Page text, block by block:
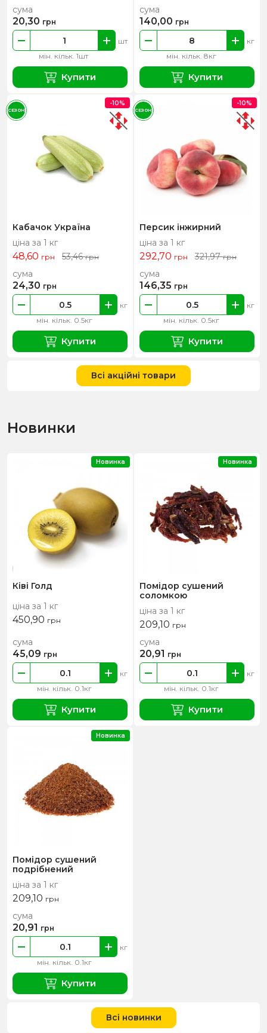
мін. кільк. 1шт
шт
сума
20,30 грн
Купити
мін. кільк. 8кг
кг
сума
140,00 грн
Купити
Кабачок Україна
ціна за 1 кг
48,60 грн 53,46грн
мін. кільк. 0.5кг
кг
сума
24,30 грн
Купити
-10%
СЕЗОН
Персик інжирний
ціна за 1 кг
292,70 грн 321,97грн
мін. кільк. 0.5кг
кг
сума
146,35 грн
Купити
-10%
СЕЗОН
Всі акційні товари
Новинки
Ківі Голд
ціна за 1 кг
450,90 грн
мін. кільк. 0.1кг
кг
сума
45,09 грн
Купити
Новинка
Помідор сушений
соломкою
ціна за 1 кг
209,10 грн
мін. кільк. 0.1кг
кг
сума
20,91 грн
Купити
Новинка
Помідор сушений
подрібнений
ціна за 1 кг
209,10 грн
мін. кільк. 0.1кг
кг
сума
20,91 грн
Купити
Новинка
Всі новинки